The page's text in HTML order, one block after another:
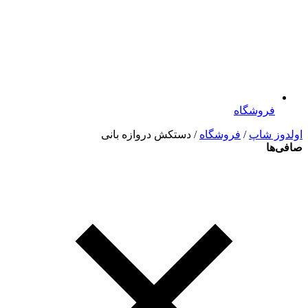
فروشگاه
اولدوز شاپ / فروشگاه / دستکش دروازه بانی
صافی‌ها